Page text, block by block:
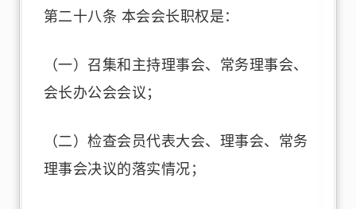
第二十八条 本会会长职权是：
（一）召集和主持理事会、常务理事会、
会长办公会会议；
（二）检查会员代表大会、理事会、常务
理事会决议的落实情况；